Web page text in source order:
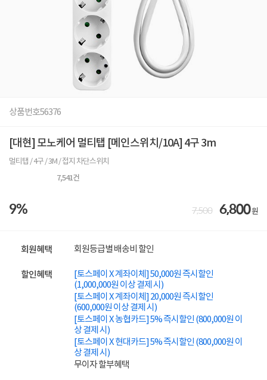
상품번호56376
[대현] 모노케어 멀티탭 [메인스위치/10A] 4구 3m
멀티탭 / 4구 / 3M / 접지 차단스위치
7,541건
9% 7,500 6,800원
회원혜택 회원등급별 배송비 할인
할인혜택
[토스페이 X 계좌이체] 50,000원 즉시할인
(1,000,000원 이상 결제 시)
[토스페이 X 계좌이체] 20,000원 즉시할인
(600,000원 이상 결제 시)
[토스페이 X 농협카드] 5% 즉시할인 (800,000원 이
상 결제 시)
[토스페이 X 현대카드] 5% 즉시할인 (800,000원 이
상 결제 시)
무이자 할부혜택